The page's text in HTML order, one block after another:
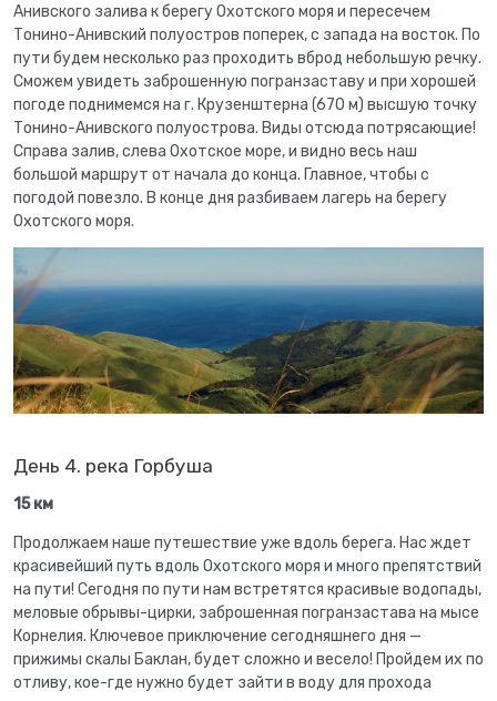
Анивского залива к берегу Охотского моря и пересечем
Тонино-Анивский полуостров поперек, с запада на восток. По
пути будем несколько раз проходить вброд небольшую речку.
Сможем увидеть заброшенную погранзаставу и при хорошей
погоде поднимемся на г. Крузенштерна (670 м) высшую точку
Тонино-Анивского полуострова. Виды отсюда потрясающие!
Справа залив, слева Охотское море, и видно весь наш
большой маршрут от начала до конца. Главное, чтобы с
погодой повезло. В конце дня разбиваем лагерь на берегу
Охотского моря.
День 4. река Горбуша
15 км
Продолжаем наше путешествие уже вдоль берега. Нас ждет
красивейший путь вдоль Охотского моря и много препятствий
на пути! Сегодня по пути нам встретятся красивые водопады,
меловые обрывы-цирки, заброшенная погранзастава на мысе
Корнелия. Ключевое приключение сегодняшнего дня —
прижимы скалы Баклан, будет сложно и весело! Пройдем их по
отливу, кое-где нужно будет зайти в воду для прохода